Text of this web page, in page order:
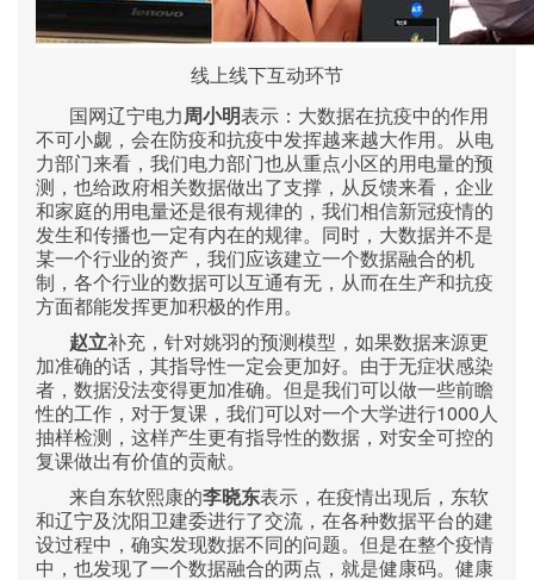
线上线下互动环节
国网辽宁电力 周小明表示：大数据在抗疫中的作用
不可小觑，会在防疫和抗疫中发挥越来越大作用。从电
力部门来看，我们电力部门也从重点小区的用电量的预
测，也给政府相关数据做出了支撑，从反馈来看，企业
和家庭的用电量还是很有规律的，我们相信新冠疫情的
发生和传播也一定有内在的规律。同时，大数据并不是
某一个行业的资产，我们应该建立一个数据融合的机
制，各个行业的数据可以互通有无，从而在生产和抗疫
方面都能发挥更加积极的作用。
赵立补充，针对姚羽的预测模型，如果数据来源更
加准确的话，其指导性一定会更加好。由于无症状感染
者，数据没法变得更加准确。但是我们可以做一些前瞻
性的工作，对于复课，我们可以对一个大学进行1000 人
抽样检测，这样产生更有指导性的数据，对安全可控的
复课做出有价值的贡献。
来自东软熙康的李晓东表示，在疫情出现后，东软
和辽宁及沈阳卫建委进行了交流，在各种数据平台的建
设过程中，确实发现数据不同的问题。但是在整个疫情
中，也发现了一个数据融合的两点，就是健康码。健康